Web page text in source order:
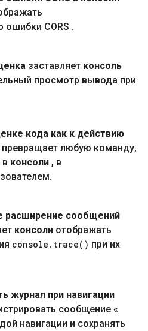
ошибки CORS .
заставляет консоль
просмотр вывода при
кода как к действию
превращает любую команду,
консоли , в
.
расширение сообщений
консоли отображать
console . trace( ) при их
журнал при навигации
сообщение «
навигации и сохранять